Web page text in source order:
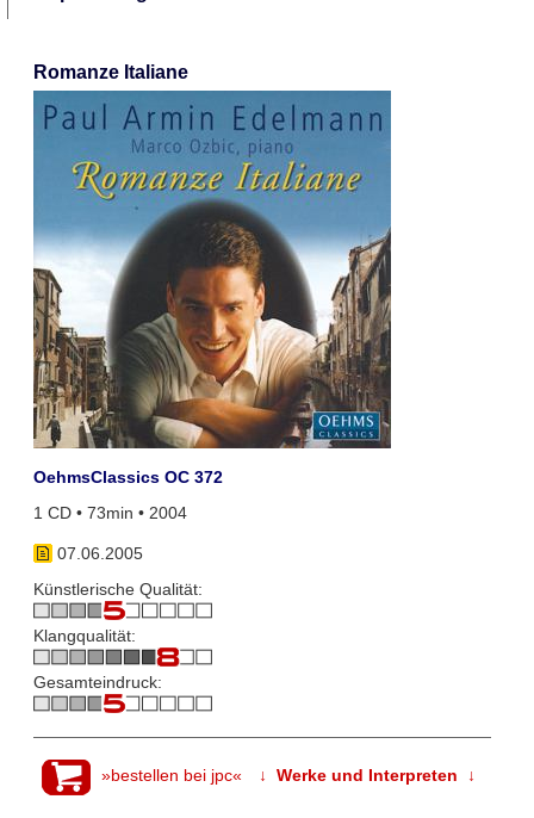
Romanze Italiane
OehmsClassics OC 372
1 CD • 73min • 2004
07.06.2005
Künstlerische Qualität:
Klangqualität:
Gesamteindruck:
»bestellen bei jpc« ↓ Werke und Interpreten ↓